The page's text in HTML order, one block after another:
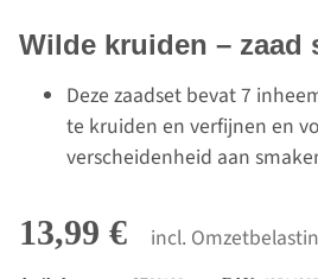
Wilde kruiden – zaad
Deze zaadset bevat 7
te kruiden en verfijnen en
verscheidenheid aan
13,99 € incl.